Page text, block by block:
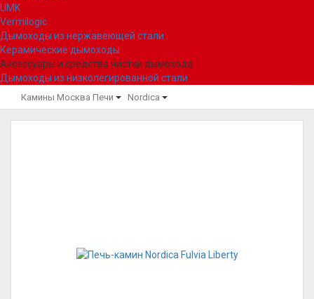
UMK
Vermilogic
Дымоходы из нержавеющей стали
Керамические дымоходы
Аксессуары и средства чистки дымохода
Дымоходы из низколегированной стали
Камины Москва Печи Nordica